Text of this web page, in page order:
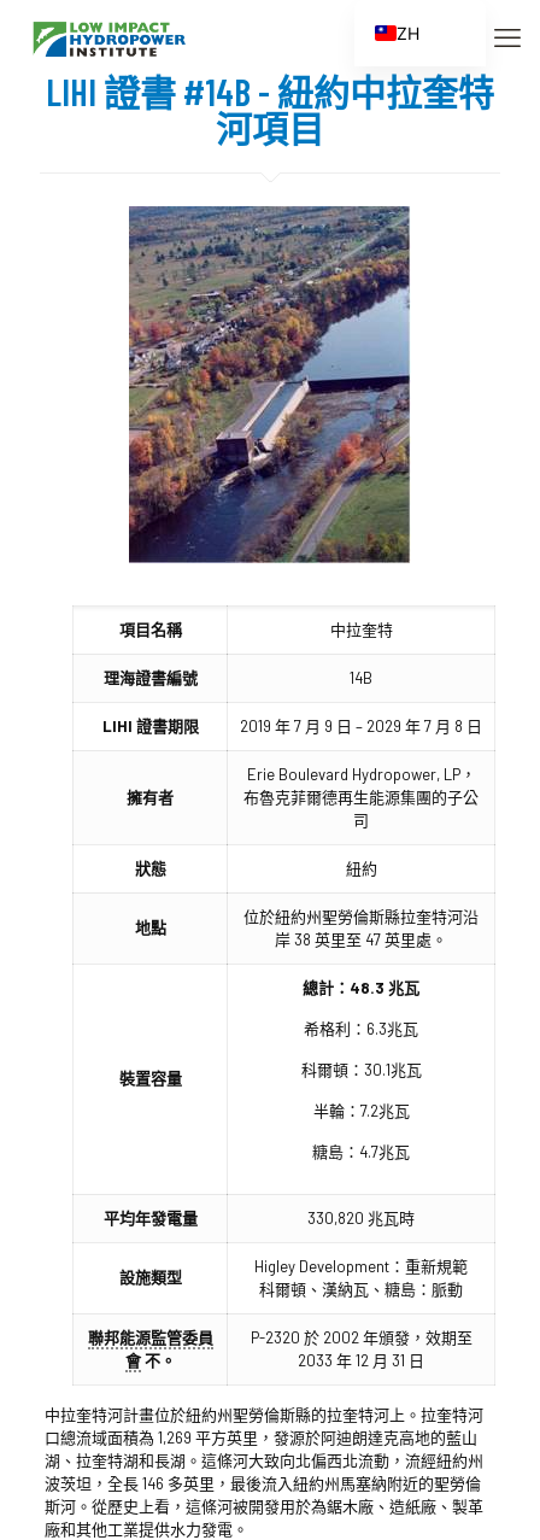
LIHI 證書 #14B - 紐約中拉奎特
河項目
項目名稱 中拉奎特
理海證書編號 14B
LIHI 證書期限 2019 年 7 月 9 日 – 2029 年 7 月 8 日
擁有者
Erie Boulevard Hydropower, LP，
布魯克菲爾德再生能源集團的子公
司
狀態 紐約
地點
位於紐約州聖勞倫斯縣拉奎特河沿
岸 38 英里至 47 英里處。
裝置容量
總計：48.3 兆瓦
希格利：6.3兆瓦
科爾頓：30.1兆瓦
半輪：7.2兆瓦
糖島：4.7兆瓦
平均年發電量 330,820 兆瓦時
設施類型
Higley Development：重新規範
科爾頓、漢納瓦、糖島：脈動
聯邦能源監管委員
會不。
P-2320 於 2002 年頒發，效期至
2033 年 12 月 31 日
中拉奎特河計畫位於紐約州聖勞倫斯縣的拉奎特河上。拉奎特河
口總流域面積為 1,269 平方英里，發源於阿迪朗達克高地的藍山
湖、拉奎特湖和長湖。這條河大致向北偏西北流動，流經紐約州
波茨坦，全長 146 多英里，最後流入紐約州馬塞納附近的聖勞倫
斯河。從歷史上看，這條河被開發用於為鋸木廠、造紙廠、製革
廠和其他工業提供水力發電。
ZH
EN
ES